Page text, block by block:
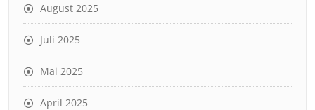
August 2025
Juli 2025
Mai 2025
April 2025